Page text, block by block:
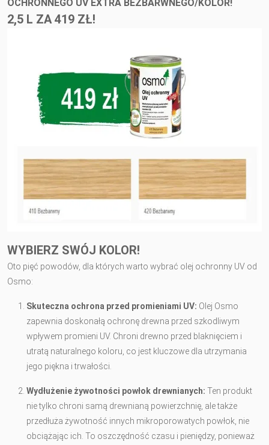
OCHRONNEGO UV EXTRA BEZBARWNEGO/KOLOR!
2,5 L ZA 419 ZŁ!
WYBIERZ SWÓJ KOLOR!
Oto pięć powodów, dla których warto wybrać olej ochronny UV od
Osmo:
Skuteczna ochrona przed promieniami UV: Olej Osmo
zapewnia doskonałą ochronę drewna przed szkodliwym
wpływem promieni UV. Chroni drewno przed blaknięciem i
utratą naturalnego koloru, co jest kluczowe dla utrzymania
jego piękna i trwałości.
Wydłużenie żywotności powłok drewnianych: Ten produkt
nie tylko chroni samą drewnianą powierzchnię, ale także
przedłuża żywotność innych mikroporowatych powłok, nie
obciążając ich. To oszczędność czasu i pieniędzy, ponieważ